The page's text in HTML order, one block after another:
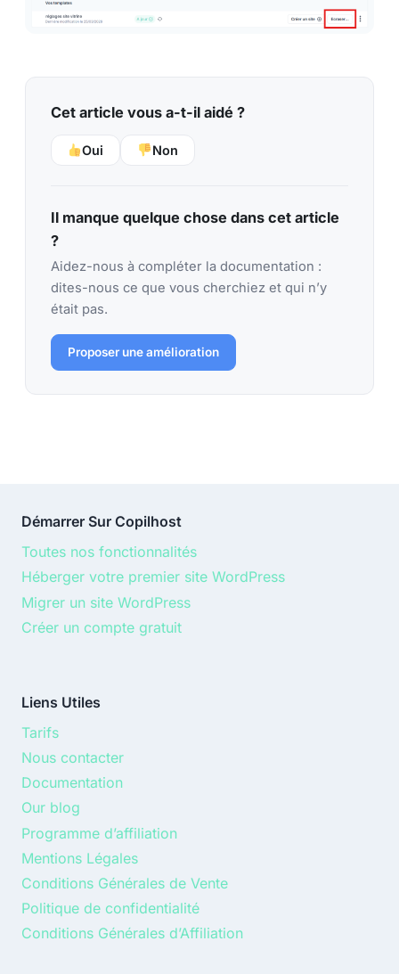
Cet article vous a-t-il aidé ?
Oui Non
Il manque quelque chose dans cet article
?
Aidez-nous à compléter la documentation :
dites-nous ce que vous cherchiez et qui n’y
était pas.
Proposer une amélioration
Démarrer Sur Copilhost
Toutes nos fonctionnalités
Héberger votre premier site WordPress
Migrer un site WordPress
Créer un compte gratuit
Liens Utiles
Tarifs
Nous contacter
Documentation
Our blog
Programme d’affiliation
Mentions Légales
Conditions Générales de Vente
Politique de confidentialité
Conditions Générales d’Affiliation